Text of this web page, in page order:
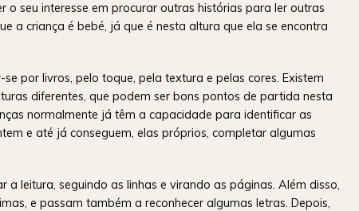
seu interesse em procurar outras histórias para ler outras
a criança é bebé, já que é nesta altura que ela se encontra
por livros, pelo toque, pela textura e pelas cores. Existem
diferentes, que podem ser bons pontos de partida nesta
normalmente já têm a capacidade para identificar as
e até já conseguem, elas próprios, completar algumas
leitura, seguindo as linhas e virando as páginas. Além disso,
e passam também a reconhecer algumas letras. Depois,